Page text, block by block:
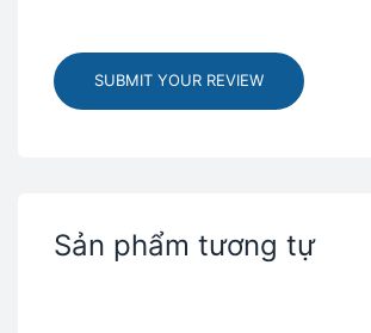
SUBMIT YOUR REVIEW
Sản phẩm tương tự